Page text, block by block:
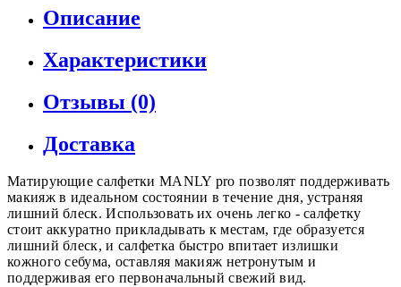
Описание
Характеристики
Отзывы (0)
Доставка
Матирующие салфетки MANLY pro позволят поддерживать
макияж в идеальном состоянии в течение дня, устраняя
лишний блеск. Использовать их очень легко - салфетку
стоит аккуратно прикладывать к местам, где образуется
лишний блеск, и салфетка быстро впитает излишки
кожного себума, оставляя макияж нетронутым и
поддерживая его первоначальный свежий вид.